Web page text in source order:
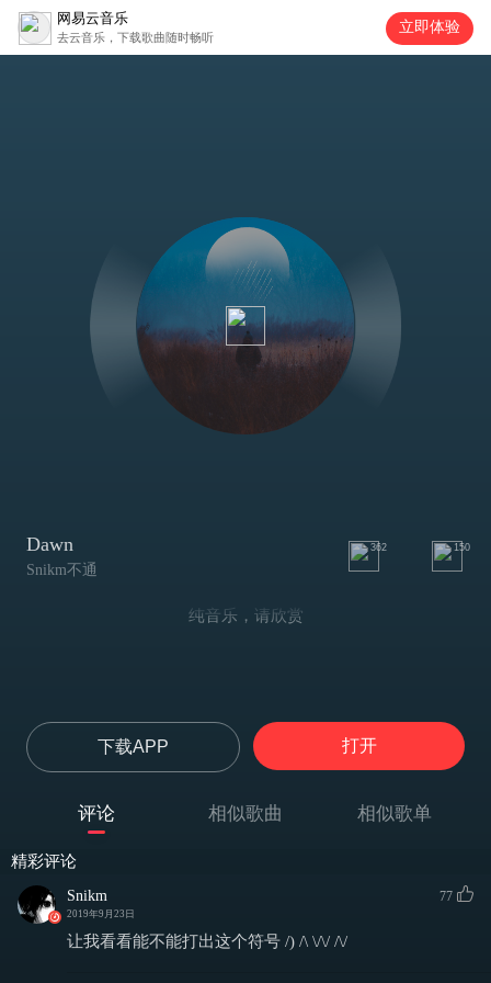
网易云音乐
去云音乐，下载歌曲随时畅听
立即体验
Dawn
Snikm不通
362 150
纯音乐，请欣赏
下载APP 打开
评论 相似歌曲 相似歌单
精彩评论
Snikm
2019年9月23日
77
让我看看能不能打出这个符号 /) /\ \/\/ /\/